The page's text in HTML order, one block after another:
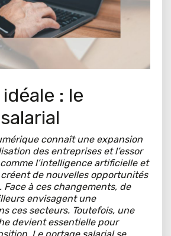
: le
connaît une expansion
des entreprises et l’essor
l’intelligence artificielle et
de nouvelles opportunités
Face à ces changements, de
envisagent une
ces secteurs. Toutefois, une
devient essentielle pour